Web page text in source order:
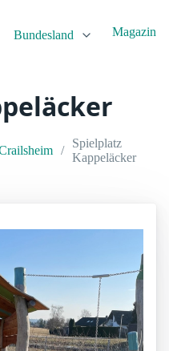
Bundesland Magazin
Spielplatz
Kappeläcker